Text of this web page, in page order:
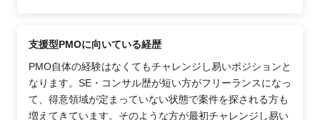
支援型PMOに向いている経歴
PMO自体の経験はなくてもチャレンジし易いポジションと
なります。SE・コンサル歴が短い方がフリーランスになっ
て、得意領域が定まっていない状態で案件を探される方も
増えてきています。そのような方が最初チャレンジし易い